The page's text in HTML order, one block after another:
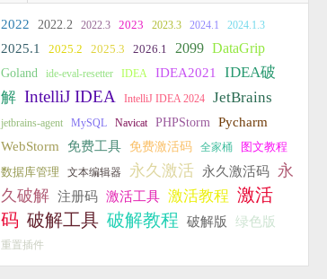
2022 2022.2 2022.3 2023 2023.3 2024.1 2024.1.3
2025.1 2025.2 2025.3 2026.1 2099 DataGrip
Goland ide-eval-resetter IDEA IDEA2021
IDEA破
解 IntelliJ IDEA IntelliJ IDEA 2024 JetBrains
jetbrains-agent MySQL Navicat PHPStorm Pycharm
WebStorm 免费工具 免费激活码 全家桶 图文教程
数据库管理 文本编辑器 永久激活 永久激活码
永
久破解 注册码 激活工具 激活教程 激活
码 破解工具 破解教程 破解版 绿色版
重置插件